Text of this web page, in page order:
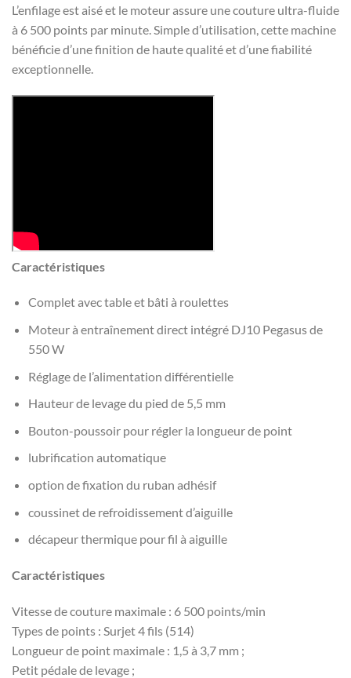
L’enfilage est aisé et le moteur assure une couture ultra-fluide
à 6 500 points par minute. Simple d’utilisation, cette machine
bénéficie d’une finition de haute qualité et d’une fiabilité
exceptionnelle.
Caractéristiques
Complet avec table et bâti à roulettes
Moteur à entraînement direct intégré DJ10 Pegasus de
550 W
Réglage de l’alimentation différentielle
Hauteur de levage du pied de 5,5 mm
Bouton-poussoir pour régler la longueur de point
lubrification automatique
option de fixation du ruban adhésif
coussinet de refroidissement d’aiguille
décapeur thermique pour fil à aiguille
Caractéristiques
Vitesse de couture maximale : 6 500 points/min
Types de points : Surjet 4 fils (514)
Longueur de point maximale : 1,5 à 3,7 mm ;
Petit pédale de levage ;